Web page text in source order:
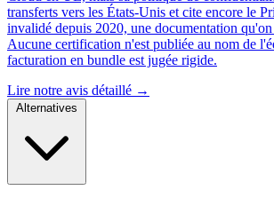
transferts vers les États-Unis et cite encore le
invalidé depuis 2020, une documentation
Aucune certification n'est publiée au nom de
facturation en bundle est jugée rigide.
Lire notre avis détaillé →
Alternatives